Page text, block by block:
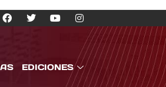
EDICIONES